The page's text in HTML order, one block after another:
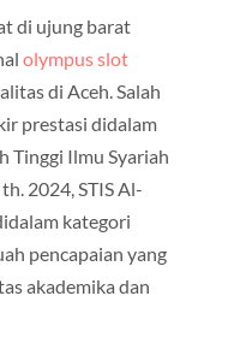
di ujung barat
olympus slot
di Aceh. Salah
prestasi didalam
Tinggi Ilmu Syariah
2024, STIS Al-
kategori
pencapaian yang
akademika dan